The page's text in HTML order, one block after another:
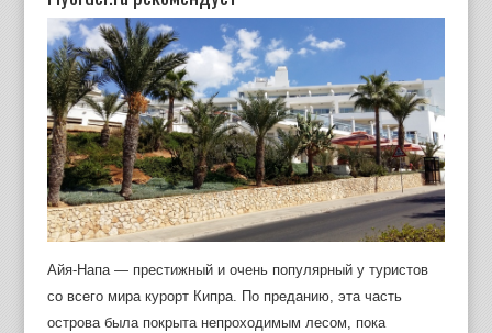
Айя-Напа — престижный и очень популярный у туристов
со всего мира курорт Кипра. По преданию, эта часть
острова была покрыта непроходимым лесом, пока